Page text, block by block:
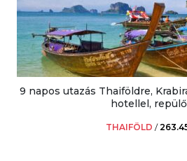
9 napos utazás Thaiföldre,
hotellel,
THAIFÖLD /